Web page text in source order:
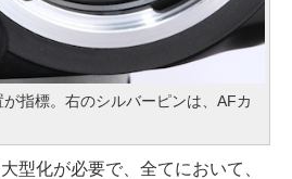
指標。右のシルバーピンは、AFカ
型化が必要で、全てにおいて、